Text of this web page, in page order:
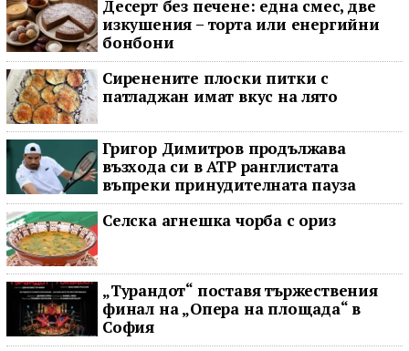
Десерт без печене: една смес, две
изкушения – торта или енергийни
бонбони
Сиренените плоски питки с
патладжан имат вкус на лято
Григор Димитров продължава
възхода си в ATP ранглистата
въпреки принудителната пауза
Селска агнешка чорба с ориз
„Турандот“ поставя тържествения
финал на „Опера на площада“ в
София